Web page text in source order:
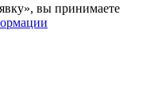
вы принимаете